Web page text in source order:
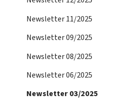
Newsletter 11/2025
Newsletter 09/2025
Newsletter 08/2025
Newsletter 06/2025
Newsletter 03/2025